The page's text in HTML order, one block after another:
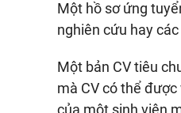
Một hồ sơ ứng
nghiên cứu hay
Một bản CV tiêu
mà CV có thể
của một sinh viên